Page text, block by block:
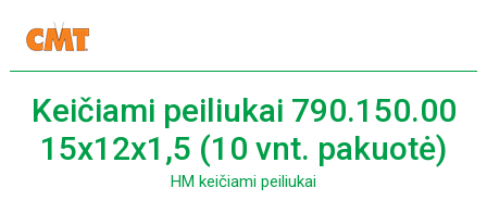
Keičiami peiliukai 790.150.00
15x12x1,5 (10 vnt. pakuotė)
HM keičiami peiliukai